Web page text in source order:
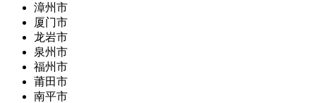
漳州市
厦门市
龙岩市
泉州市
福州市
莆田市
南平市